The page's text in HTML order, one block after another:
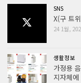
SNS
X(구 트
24 1월,
생활정보
가정용
지자체